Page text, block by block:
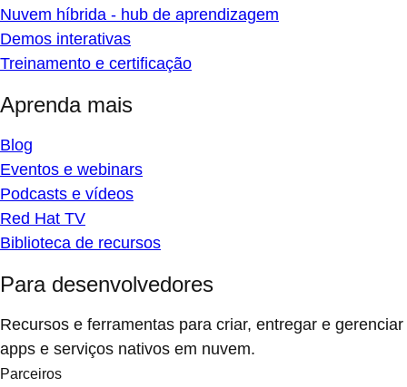
Nuvem híbrida - hub de aprendizagem
Demos interativas
Treinamento e certificação
Aprenda mais
Blog
Eventos e webinars
Podcasts e vídeos
Red Hat TV
Biblioteca de recursos
Para desenvolvedores
Recursos e ferramentas para criar, entregar e gerenciar
apps e serviços nativos em nuvem.
Parceiros